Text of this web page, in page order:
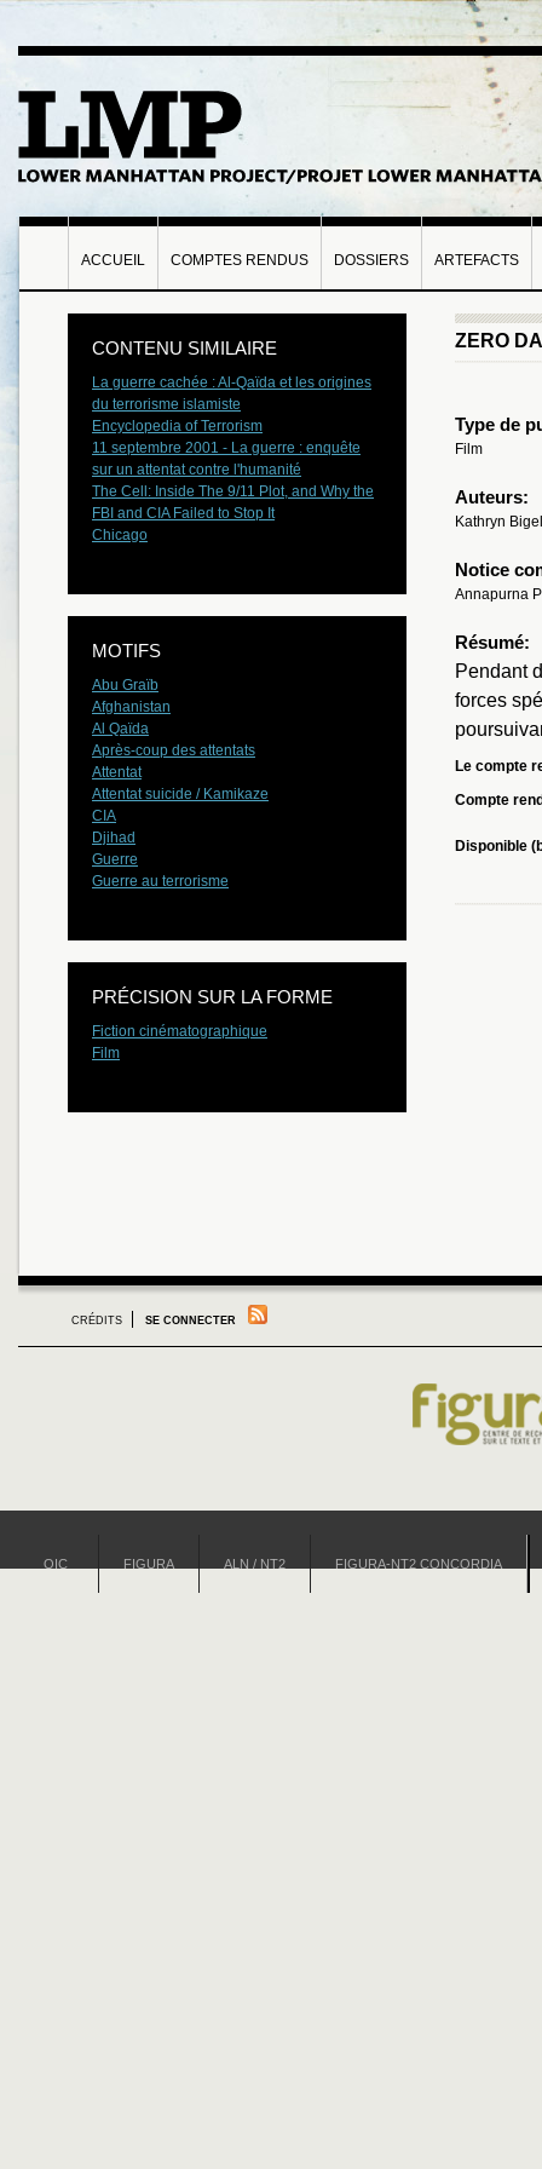
ACCUEIL COMPTES RENDUS DOSSIERS ARTEFACTS
ZERO
Type de
Film
Auteurs:
Kathryn
Notice
Annapurna
Résumé:
Pendant
forces
Le compte
Compte
Disponible
CONTENU SIMILAIRE
La guerre cachée : Al-Qaïda et les origines
du terrorisme islamiste
Encyclopedia of Terrorism
11 septembre 2001 - La guerre : enquête
sur un attentat contre l'humanité
The Cell: Inside The 9/11 Plot, and Why the
FBI and CIA Failed to Stop It
Chicago
MOTIFS
Abu Graïb
Afghanistan
Al Qaïda
Après-coup des attentats
Attentat
Attentat suicide / Kamikaze
CIA
Djihad
Guerre
Guerre au terrorisme
PRÉCISION SUR LA FORME
Fiction cinématographique
Film
CRÉDITS SE CONNECTER
OIC FIGURA ALN / NT2 FIGURA-NT2 CONCORDIA